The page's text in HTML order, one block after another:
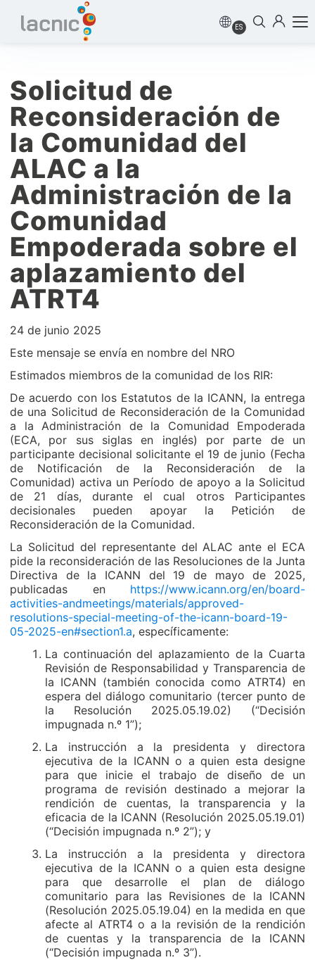
ES
Solicitud de
Reconsideración de
la Comunidad del
ALAC a la
Administración de la
Comunidad
Empoderada sobre el
aplazamiento del
ATRT4
24 de junio 2025
Este mensaje se envía en nombre del NRO
Estimados miembros de la comunidad de los RIR:
De acuerdo con los Estatutos de la ICANN, la entrega
de una Solicitud de Reconsideración de la Comunidad
a la Administración de la Comunidad Empoderada
(ECA, por sus siglas en inglés) por parte de un
participante decisional solicitante el 19 de junio (Fecha
de Notificación de la Reconsideración de la
Comunidad) activa un Período de apoyo a la Solicitud
de 21 días, durante el cual otros Participantes
decisionales pueden apoyar la Petición de
Reconsideración de la Comunidad.
La Solicitud del representante del ALAC ante el ECA
pide la reconsideración de las Resoluciones de la Junta
Directiva de la ICANN del 19 de mayo de 2025,
publicadas enhttps://www.icann.org/en/board-
activities-andmeetings/materials/approved-
resolutions-special-meeting-of-the-icann-board-19-
05-2025-en#section1.a, específicamente:
La continuación del aplazamiento de la Cuarta
Revisión de Responsabilidad y Transparencia de
la ICANN (también conocida como ATRT4) en
espera del diálogo comunitario (tercer punto de
la Resolución 2025.05.19.02) (“Decisión
impugnada n.º 1”);
La instrucción a la presidenta y directora
ejecutiva de la ICANN o a quien esta designe
para que inicie el trabajo de diseño de un
programa de revisión destinado a mejorar la
rendición de cuentas, la transparencia y la
eficacia de la ICANN (Resolución 2025.05.19.01)
(“Decisión impugnada n.º 2”); y
La instrucción a la presidenta y directora
ejecutiva de la ICANN o a quien esta designe
para que desarrolle el plan de diálogo
comunitario para las Revisiones de la ICANN
(Resolución 2025.05.19.04) en la medida en que
afecte al ATRT4 o a la revisión de la rendición
de cuentas y la transparencia de la ICANN
(“Decisión impugnada n.º 3”).